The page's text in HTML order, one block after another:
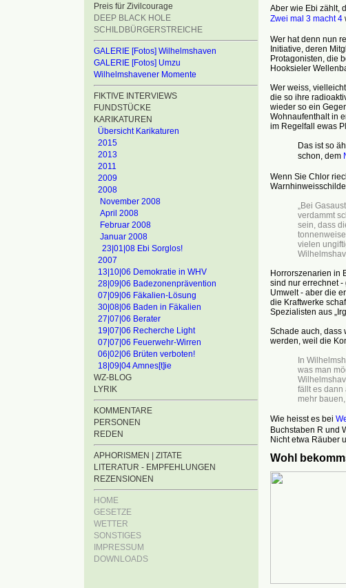
Preis für Zivilcourage
DEEP BLACK HOLE
SCHILDBÜRGERSTREICHE
GALERIE [Fotos] Wilhelmshaven
GALERIE [Fotos] Umzu
Wilhelmshavener Momente
FIKTIVE INTERVIEWS
FUNDSTÜCKE
KARIKATUREN
Übersicht Karikaturen
2015
2013
2011
2009
2008
November 2008
April 2008
Februar 2008
Januar 2008
23|01|08 Ebi Sorglos!
2007
13|10|06 Demokratie in WHV
28|09|06 Badezonenprävention
07|09|06 Fäkalien-Lösung
30|08|06 Baden in Fäkalien
27|07|06 Berater
19|07|06 Recherche Light
07|07|06 Feuerwehr-Wirren
06|02|06 Brüten verboten!
18|09|04 Amnes[t]ie
WZ-BLOG
LYRIK
KOMMENTARE
PERSONEN
REDEN
APHORISMEN | ZITATE
LITERATUR - EMPFEHLUNGEN
REZENSIONEN
HOME
GESETZE
WETTER
SONSTIGES
IMPRESSUM
DOWNLOADS
Aber wie Ebi zählt,
Zwei mal 3 macht 4
Wer hat denn nun
Initiative, deren
Protagonisten, die
Hooksieler
Wer weiss,
die so ihre
wieder so ein
Wohnaufenthalt in
im Regelfall ewas
Das ist so
schon, dem
Wenn Sie Chlor
„Bei
verdammt
sein, dass
vielen
Horrorszenarien in
sind nur errechnet
Umwelt - aber die
die Kraftwerke
Spezialisten aus
Schade auch, dass
werden, weil die
In
was man
fällt es dann
mehr
Wie heisst es bei
Buchstaben R und
Nicht etwa Räuber
Wohl